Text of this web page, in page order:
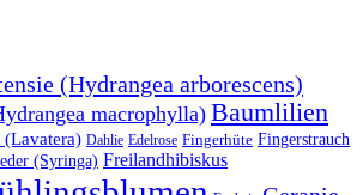
(Hydrangea arborescens)
macrophylla) Baumlilien
Dahlie Edelrose Fingerhüte Fingerstrauch
(Syringa) Freilandhibiskus